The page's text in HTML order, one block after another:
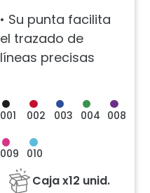
• Su punta facilita
el trazado de
líneas precisas
001 002 003 004 008
009 010
Caja x12 unid.